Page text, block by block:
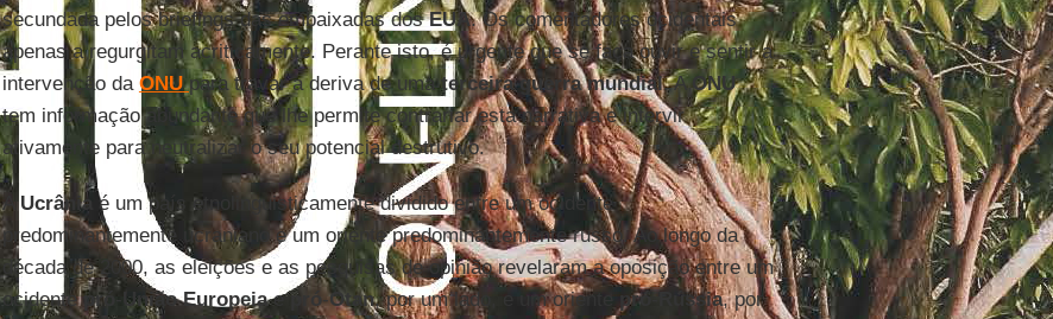
secundada pelos briefings das embaixadas dosEUA. Os comentadores ocidentais
apenas a regurgitam acriticamente. Perante isto, é urgente que se faça ouvir e sentir a
intervenção da ONU para travar a deriva de umaterceira guerra mundial. A ONU
tem informação abundante que lhe permite contrariar esta narrativa e intervir
ativamente para neutralizar o seu potencial destrutivo.
A Ucrânia é um país etnolinguisticamente dividido entre um ocidente
predominantemente ucraniano e um oriente predominantemente russo. Ao longo da
década de 2000, as eleições e as pesquisas de opinião revelaram a oposição entre um
ocidentepró - União Europeiaepró-Otan, por um lado, e um oriente pró Rússia, por